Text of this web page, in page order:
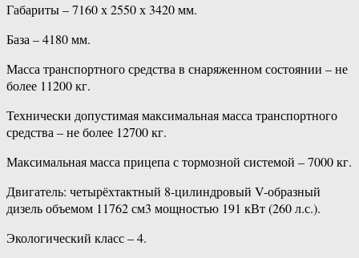
Габариты – 7160 х 2550 х 3420 мм.
База – 4180 мм.
Масса транспортного средства в снаряженном состоянии – не
более 11200 кг.
Технически допустимая максимальная масса транспортного
средства – не более 12700 кг.
Максимальная масса прицепа с тормозной системой – 7000 кг.
Двигатель: четырёхтактный 8-цилиндровый V-образный
дизель объемом 11762 см3 мощностью 191 кВт (260 л.с.).
Экологический класс – 4.